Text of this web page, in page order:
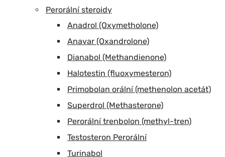
Perorální steroidy
Anadrol (Oxymetholone)
Anavar (Oxandrolone)
Dianabol (Methandienone)
Halotestin (fluoxymesteron)
Primobolan orální (methenolon acetát)
Superdrol (Methasterone)
Perorální trenbolon (methyl-tren)
Testosteron Perorální
Turinabol